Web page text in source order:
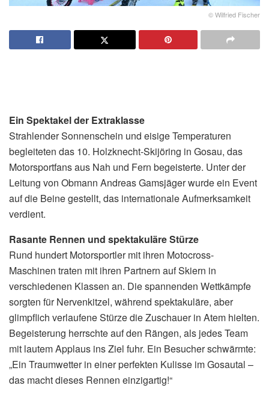
© Wilfried Fischer
Ein Spektakel der Extraklasse
Strahlender Sonnenschein und eisige Temperaturen
begleiteten das 10. Holzknecht-Skijöring in Gosau, das
Motorsportfans aus Nah und Fern begeisterte. Unter der
Leitung von Obmann Andreas Gamsjäger wurde ein Event
auf die Beine gestellt, das internationale Aufmerksamkeit
verdient.
Rasante Rennen und spektakuläre Stürze
Rund hundert Motorsportler mit ihren Motocross-
Maschinen traten mit ihren Partnern auf Skiern in
verschiedenen Klassen an. Die spannenden Wettkämpfe
sorgten für Nervenkitzel, während spektakuläre, aber
glimpflich verlaufene Stürze die Zuschauer in Atem hielten.
Begeisterung herrschte auf den Rängen, als jedes Team
mit lautem Applaus ins Ziel fuhr. Ein Besucher schwärmte:
„Ein Traumwetter in einer perfekten Kulisse im Gosautal –
das macht dieses Rennen einzigartig!“